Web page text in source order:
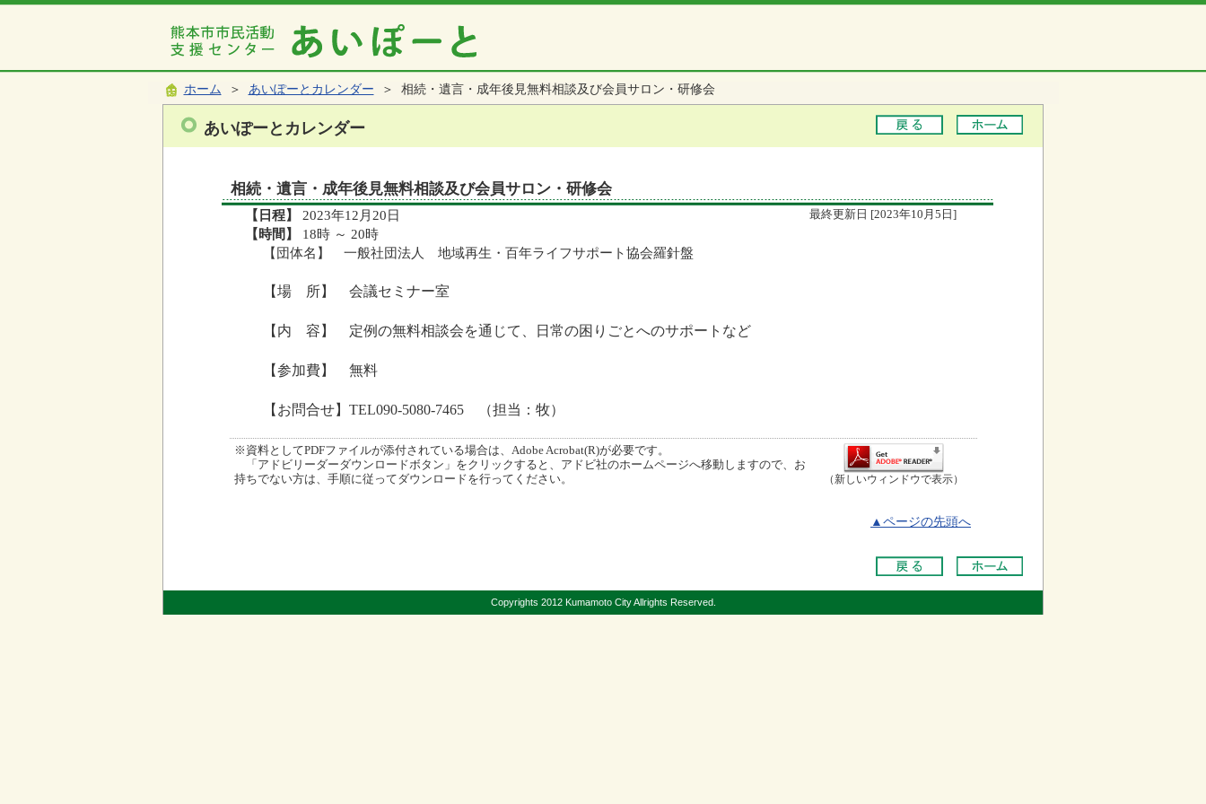
ホーム ＞ あいぽーとカレンダー ＞ 相続・遺言・成年後見無料相談及び会員サロン・研修会
あいぽーとカレンダー
相続・遺言・成年後見無料相談及び会員サロン・研修会
【日程】 2023年12月20日 最終更新日 [2023年10月5日]
【時間】
18時 ～ 20時
【団体名】 一般社団法人 地域再生・百年ライフサポート協会羅針盤
【場 所】 会議セミナー室
【内 容】 定例の無料相談会を通じて、日常の困りごとへのサポートなど
【参加費】 無料
【お問合せ】TEL090-5080-7465 （担当：牧）
※資料としてPDFファイルが添付されている場合は、Adobe Acrobat(R)が必要です。
「アドビリーダーダウンロードボタン」をクリックすると、アドビ社のホームページへ移動しますので、お
持ちでない方は、手順に従ってダウンロードを行ってください。
（新しいウィンドウで表示）
▲ページの先頭へ
Copyrights 2012 Kumamoto City Allrights Reserved.